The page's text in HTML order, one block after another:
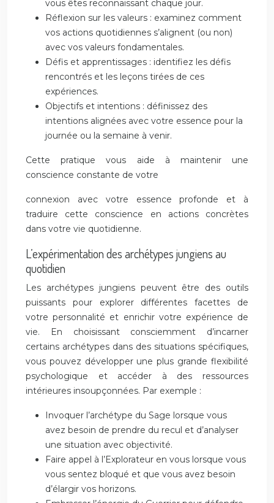
vous êtes reconnaissant chaque jour.
Réflexion sur les valeurs : examinez comment
vos actions quotidiennes s’alignent (ou non)
avec vos valeurs fondamentales.
Défis et apprentissages : identifiez les défis
rencontrés et les leçons tirées de ces
expériences.
Objectifs et intentions : définissez des
intentions alignées avec votre essence pour la
journée ou la semaine à venir.
Cette pratique vous aide à maintenir une
conscience constante de votre
connexion avec votre essence profonde et à
traduire cette conscience en actions concrètes
dans votre vie quotidienne.
L’expérimentation des archétypes jungiens au
quotidien
Les archétypes jungiens peuvent être des outils
puissants pour explorer différentes facettes de
votre personnalité et enrichir votre expérience de
vie. En choisissant consciemment d’incarner
certains archétypes dans des situations spécifiques,
vous pouvez développer une plus grande flexibilité
psychologique et accéder à des ressources
intérieures insoupçonnées. Par exemple :
Invoquer l’archétype du Sage lorsque vous
avez besoin de prendre du recul et d’analyser
une situation avec objectivité.
Faire appel à l’Explorateur en vous lorsque vous
vous sentez bloqué et que vous avez besoin
d’élargir vos horizons.